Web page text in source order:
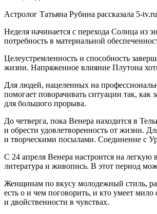
Астролог Татьяна Рубина рассказала 5-
Неделя начинается с перехода Солнца из
потребность в материальной
Целеустремленность и способность
жизни. Напряженное влияние Плутона
Для людей, нацеленных на
помогает поворачивать ситуации так,
для большого прорыва.
До четверга, пока Венера находится в
и обрести удовлетворенность от жизни.
и творческими посылами. Соединение с
С 24 апреля Венера настроится на
литература и живопись. В этот период
Женщинам по вкусу молодежный стиль,
есть о и чем поговорить, и кто умеет
и двойственности в чувствах.